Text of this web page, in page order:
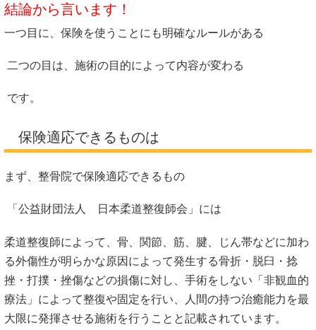
結論から言います！
一つ目に、保険を使うことにも明確なルールがある
二つの目は、施術の目的によって内容が変わる
です。
保険適応できるものは
まず、整骨院で保険適応できるもの
「 公益財団法人 日本柔道整復師会 」には
柔道整復師によって、骨、関節、筋、腱、じん帯などに加わ
る外傷性が明らかな原因によって発生する骨折・脱臼・捻
挫・打撲・挫傷などの損傷に対し、手術をしない「非観血的
療法」によって整復や固定を行い、人間の持つ治癒能力を最
大限に発揮させる施術を行うことと記載されています。